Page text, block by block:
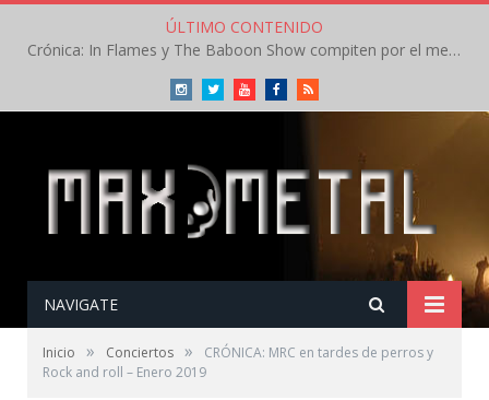
ÚLTIMO CONTENIDO
Crónica: In Flames y The Baboon Show compiten por el mejor concierto del día en el Leyendas del Rock – Viernes – Agosto 2026
InstagramTwitterYoutubeFacebookRSS
NAVIGATE
Inicio » Conciertos »
CRÓNICA: MRC en tardes de perros y
Rock and roll – Enero 2019